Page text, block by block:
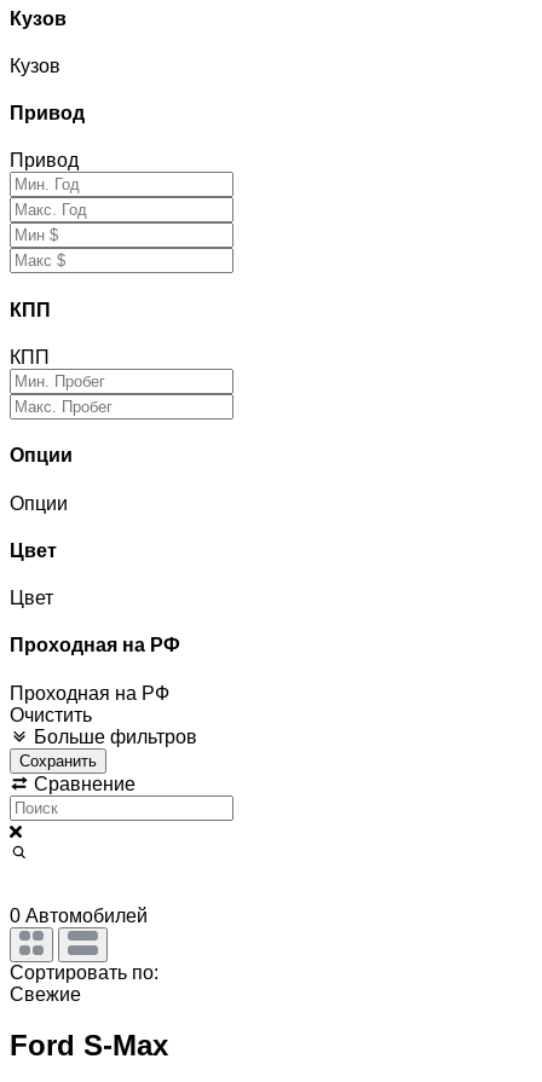
Кузов
Кузов
Привод
Привод
КПП
КПП
Опции
Опции
Цвет
Цвет
Проходная на РФ
Проходная на РФ
Очистить
Больше фильтров
Сохранить
Сравнение
0 Автомобилей
Сортировать по:
Свежие
Ford S-Max